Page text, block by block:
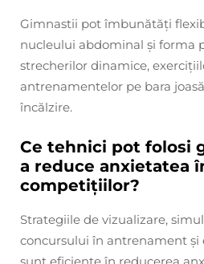
Gimnastii pot îmbunătăți
nucleului abdominal și forma
strecherilor dinamice,
antrenamentelor pe bara
încălzire.
Ce tehnici pot folosi
a reduce anxietatea
competițiilor?
Strategiile de vizualizare,
concursului în antrenament și